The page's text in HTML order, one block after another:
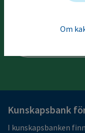
Nästa kapitel
Om
Kunskapsbank
I kunskapsbanken